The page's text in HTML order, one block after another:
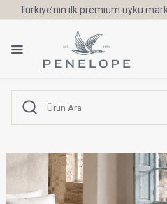
Türkiye’nin ilk premium uyku